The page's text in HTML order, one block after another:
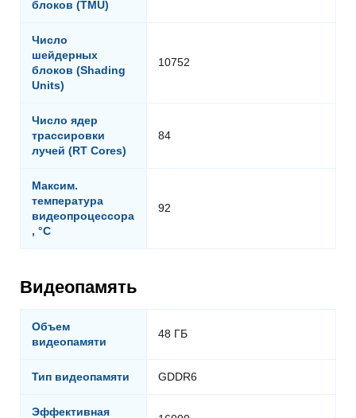
блоков (TMU)
Число
шейдерных
блоков (Shading
Units)
10752
Число ядер
трассировки
лучей (RT Cores)
84
Максим.
температура
видеопроцессора
, °C
92
Видеопамять
Объем
видеопамяти
48 ГБ
Тип видеопамяти GDDR6
Эффективная